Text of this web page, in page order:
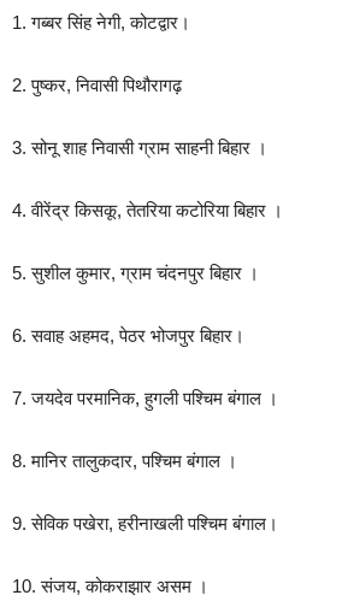
1. गब्बर सिंह नेगी, कोटद्वार।
2. पुष्कर, निवासी पिथौरागढ़
3. सोनू शाह निवासी ग्राम साहनी बिहार ।
4. वीरेंद्र किसकू, तेतरिया कटोरिया बिहार ।
5. सुशील कुमार, ग्राम चंदनपुर बिहार ।
6. सवाह अहमद, पेठर भोजपुर बिहार।
7. जयदेव परमानिक, हुगली पश्चिम बंगाल ।
8. मानिर तालुकदार, पश्चिम बंगाल ।
9. सेविक पखेरा, हरीनाखली पश्चिम बंगाल।
10. संजय, कोकराझार असम ।